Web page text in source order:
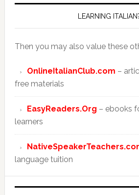
LEARNING
Then you may also value these
OnlineItalianClub.com –
free materials
EasyReaders.Org – ebooks
learners
language tuition